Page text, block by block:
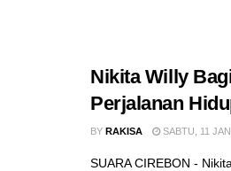
Nikita Willy
Perjalanan
BY RAKISA SABTU, 11
SUARA CIREBON -